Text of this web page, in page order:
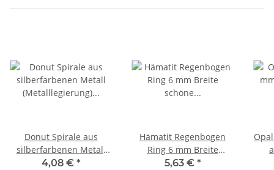
Donut Spirale aus
silberfarbenen Metall
(Metalllegierung) für
4,08 € *
Hämatit Regenbogen
Ring 6 mm Breite
schöne schimmernde
5,63 € *
Opalith